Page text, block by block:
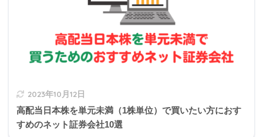
益金に入らないもの、損金に入るものがマイナ
【FP2級】2020年9月きんざい実技試験:損保顧客資産
相談業務
【FP2級】2020年9月日本FP協会実技試験
2023年10月12日
高配当日本株を単元未満（1株単位）で買いたい方におす
すめのネット証券会社10選